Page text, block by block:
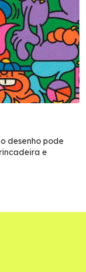
desenho pode
e